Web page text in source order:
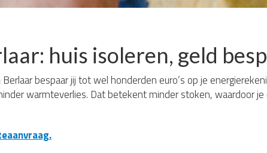
huis isoleren, geld
bespaar jij tot wel honderden euro’s op je
warmteverlies. Dat betekent minder stoken, waardoor je